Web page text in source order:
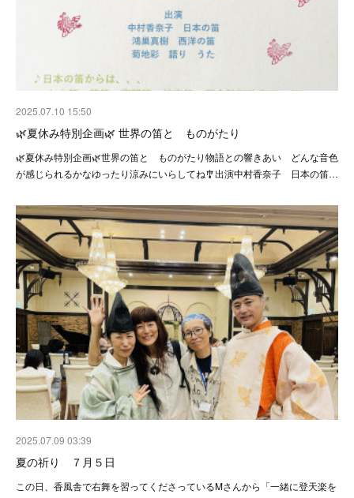
2025.07.10 15:50
🌿夏休み特別企画🌿 世界の笛と ものがたり
🌿夏休み特別企画🌿世界の笛と ものがたり物語との響きあい どんな音色
が感じられるかなゆったり涼みにいらしてね🎐出演中村香奈子 日本の笛…
2025.07.09 03:39
夏の祈り ７月５日
この日、香風舎で右舞を習ってくださっているMさんから「一緒に登天楽を